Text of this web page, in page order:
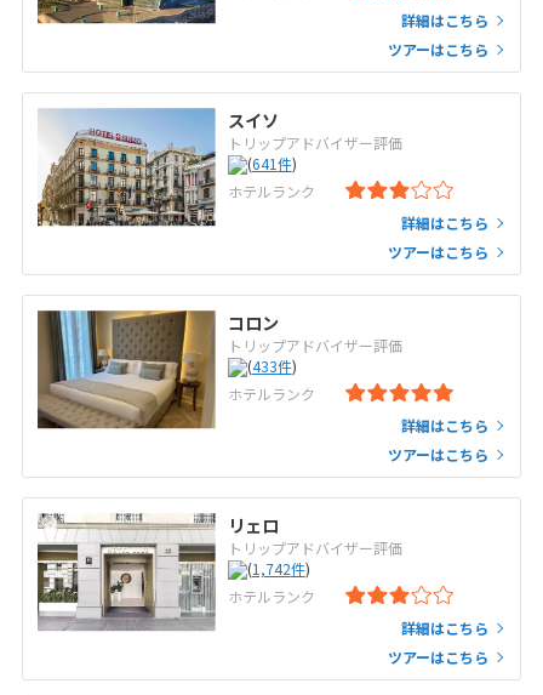
詳細はこちら
ツアーはこちら
スイソ
トリップアドバイザー評価
(641件)
ホテルランク
詳細はこちら
ツアーはこちら
コロン
トリップアドバイザー評価
(433件)
ホテルランク
詳細はこちら
ツアーはこちら
リェロ
トリップアドバイザー評価
(1,742件)
ホテルランク
詳細はこちら
ツアーはこちら